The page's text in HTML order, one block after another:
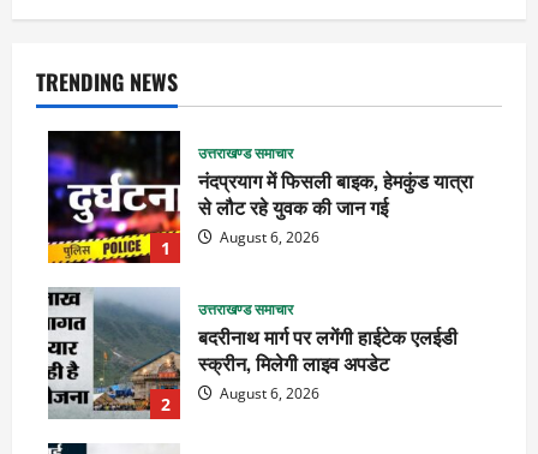
TRENDING NEWS
1
उत्तराखण्ड समाचार
नंदप्रयाग में फिसली बाइक, हेमकुंड यात्रा
से लौट रहे युवक की जान गई
August 6, 2026
2
उत्तराखण्ड समाचार
बदरीनाथ मार्ग पर लगेंगी हाईटेक एलईडी
स्क्रीन, मिलेगी लाइव अपडेट
August 6, 2026